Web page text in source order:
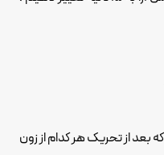
بعد از تحریک هر کدام از زون